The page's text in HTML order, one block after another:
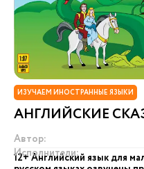
ИЗУЧАЕМ ИНОСТРАННЫЕ ЯЗЫКИ
АНГЛИЙСКИЕ
Автор:
Исполнители:
12+ Английский язык для